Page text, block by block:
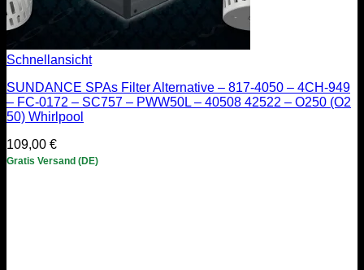
Schnellansicht
SUNDANCE SPAs Filter Alternative – 817-4050 – 4CH-949
– FC-0172 – SC757 – PWW50L – 40508 42522 – O250 (O2
50) Whirlpool
109,00 €
Gratis Versand (DE)